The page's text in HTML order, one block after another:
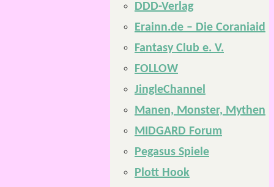
DDD-Verlag
Erainn.de – Die Coraniaid
Fantasy Club e. V.
FOLLOW
JingleChannel
Manen, Monster, Mythen
MIDGARD Forum
Pegasus Spiele
Plott Hook